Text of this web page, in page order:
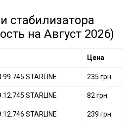
40.14.751 STARLINE
стабилизатора
на Август 2026)
Цена
STARLINE 235 грн.
STARLINE 82 грн.
STARLINE 239 грн.